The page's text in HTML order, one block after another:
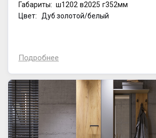
Габариты: ш1202 в2025 г352мм
Цвет: Дуб золотой/белый
Подробнее